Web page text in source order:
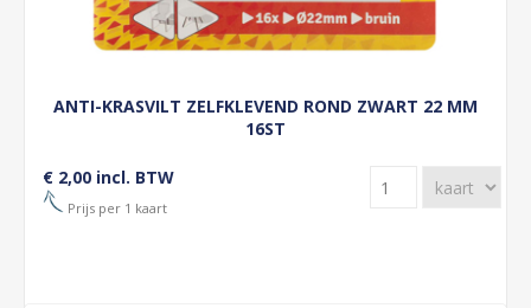
ANTI-KRASVILT ZELFKLEVEND ROND ZWART 22 MM
16ST
€ 2,00 incl. BTW
Prijs per 1 kaart